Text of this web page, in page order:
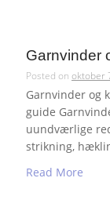
Garnvinder
Posted on oktober
Garnvinder og
guide
uundværlige
strikning,
Read More